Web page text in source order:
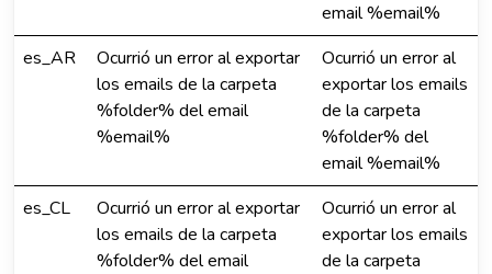
email %email%
es_AR
Ocurrió un error al exportar
los emails de la carpeta
%folder% del email
%email%
Ocurrió un error al
exportar los emails
de la carpeta
%folder% del
email %email%
es_CL
Ocurrió un error al exportar
los emails de la carpeta
%folder% del email
Ocurrió un error al
exportar los emails
de la carpeta